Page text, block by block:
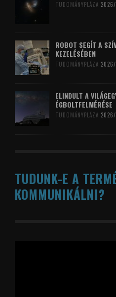
TUDOMÁNYPLÁZA
ROBOT SEGÍT A
KEZELÉSÉBEN
TUDOMÁNYPLÁZA
ELINDULT A
ÉGBOLTFELMÉRÉSE
TUDOMÁNYPLÁZA
TUDUNK-E A
KOMMUNIKÁLNI?